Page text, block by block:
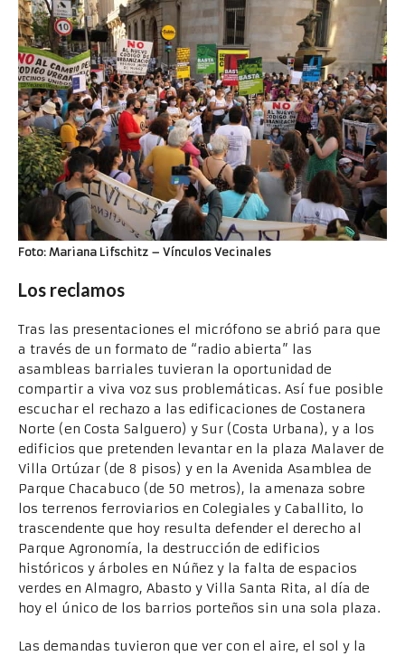
Foto: Mariana Lifschitz – Vínculos Vecinales
Los reclamos
Tras las presentaciones el micrófono se abrió para que
a través de un formato de “radio abierta” las
asambleas barriales tuvieran la oportunidad de
compartir a viva voz sus problemáticas. Así fue posible
escuchar el rechazo a las edificaciones de Costanera
Norte (en Costa Salguero) y Sur (Costa Urbana), y a los
edificios que pretenden levantar en la plaza Malaver de
Villa Ortúzar (de 8 pisos) y en la Avenida Asamblea de
Parque Chacabuco (de 50 metros), la amenaza sobre
los terrenos ferroviarios en Colegiales y Caballito, lo
trascendente que hoy resulta defender el derecho al
Parque Agronomía, la destrucción de edificios
históricos y árboles en Núñez y la falta de espacios
verdes en Almagro, Abasto y Villa Santa Rita, al día de
hoy el único de los barrios porteños sin una sola plaza.
Las demandas tuvieron que ver con el aire, el sol y la